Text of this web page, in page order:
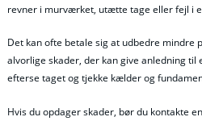
revner i murværket, utætte tage eller fejl i
Det kan ofte betale sig at udbedre mindre
alvorlige skader, der kan give anledning til
efterse taget og tjekke kælder og
Hvis du opdager skader, bør du kontakte